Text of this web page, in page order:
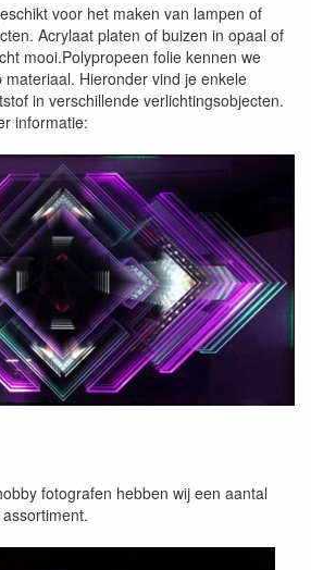
voor het maken van lampen of
Acrylaat platen of buizen in opaal of
mooi.Polypropeen folie kennen we
Hieronder vind je enkele
in verschillende verlichtingsobjecten.
informatie:
fotografen hebben wij een aantal